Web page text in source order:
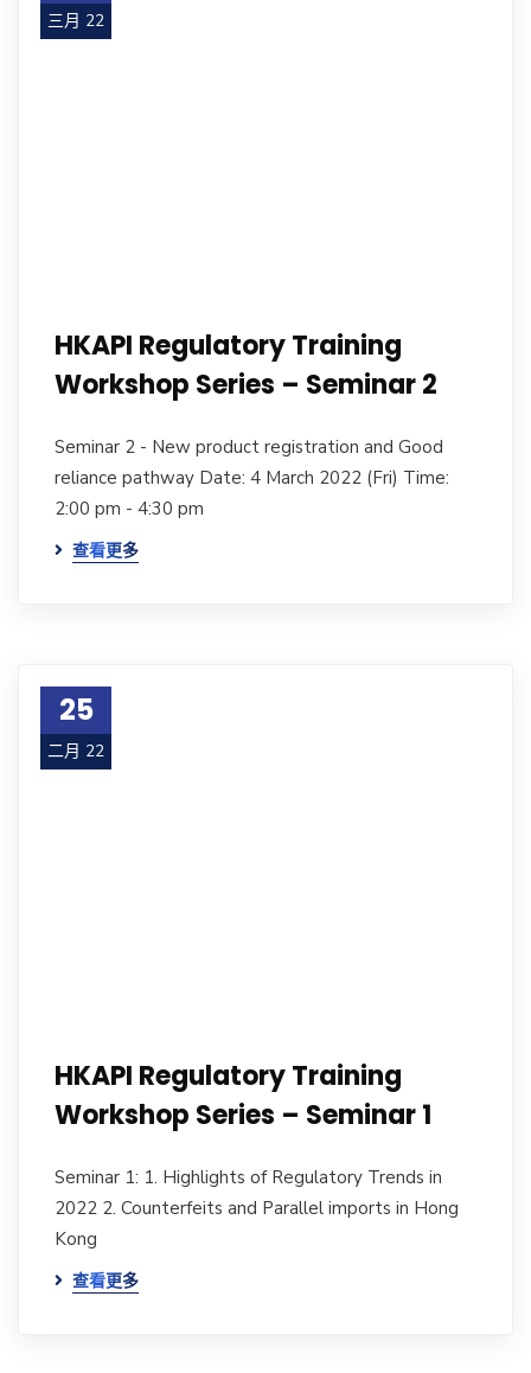
三月 22
HKAPI Regulatory Training
Workshop Series – Seminar 2
Seminar 2 - New product registration and Good
reliance pathway Date: 4 March 2022 (Fri) Time:
2:00 pm - 4:30 pm
查看更多
25
二月 22
HKAPI Regulatory Training
Workshop Series – Seminar 1
Seminar 1: 1. Highlights of Regulatory Trends in
2022 2. Counterfeits and Parallel imports in Hong
Kong
查看更多